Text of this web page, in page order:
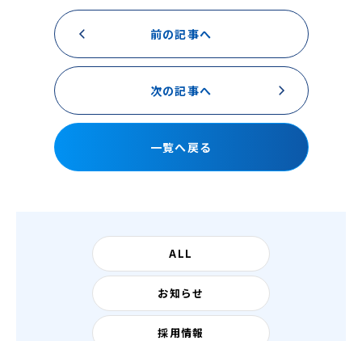
前の記事へ
一覧へ戻る
次の記事へ
ALL
お知らせ
採用情報